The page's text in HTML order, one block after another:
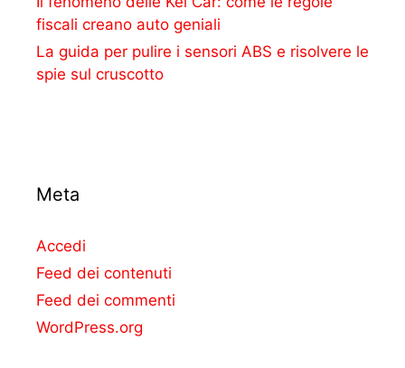
fiscali creano auto geniali
La guida per pulire i sensori ABS e risolvere le
spie sul cruscotto
Meta
Accedi
Feed dei contenuti
Feed dei commenti
WordPress.org